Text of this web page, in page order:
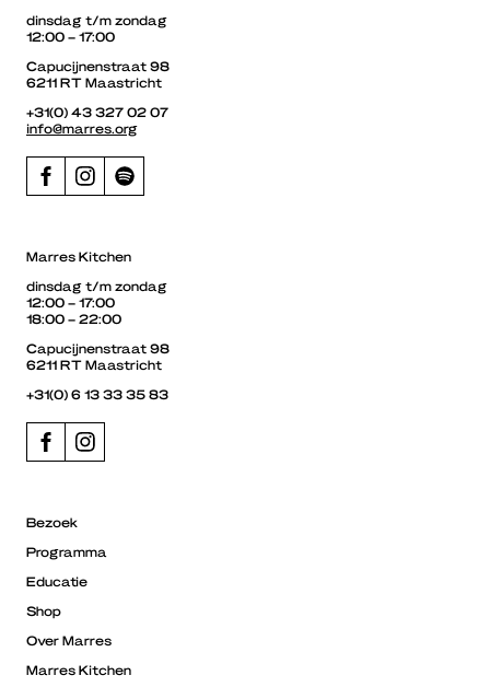
dinsdag t/m zondag
12:00 – 17:00
Capucijnenstraat 98
6211 RT Maastricht
+31(0) 43 327 02 07
info@marres.org
Marres Kitchen
dinsdag t/m zondag
12:00 – 17:00
18:00 – 22:00
Capucijnenstraat 98
6211 RT Maastricht
+31(0) 6 13 33 35 83
Bezoek
Programma
Educatie
Shop
Over Marres
Marres Kitchen